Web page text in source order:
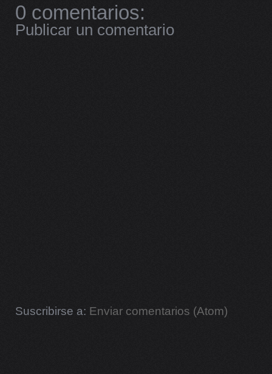
0 comentarios:
Publicar un comentario
Suscribirse a: Enviar comentarios (Atom)